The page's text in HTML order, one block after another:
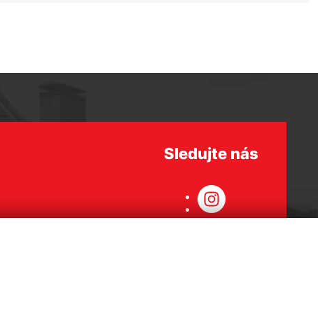
Sledujte nás